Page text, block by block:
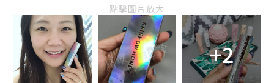
點擊圖片放大
+2